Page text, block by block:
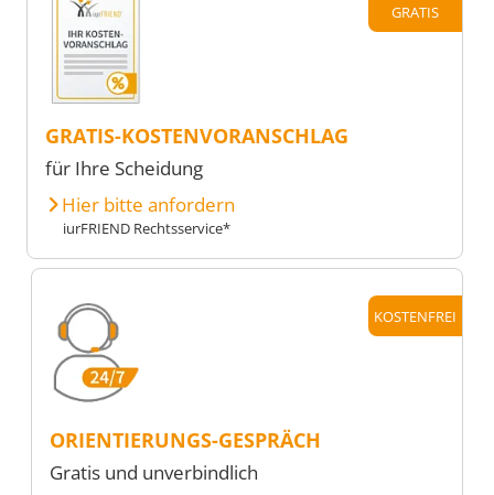
GRATIS
GRATIS-KOSTENVORANSCHLAG
für Ihre Scheidung
Hier bitte anfordern
iurFRIEND Rechtsservice*
KOSTENFREI
ORIENTIERUNGS-GESPRÄCH
Gratis und unverbindlich